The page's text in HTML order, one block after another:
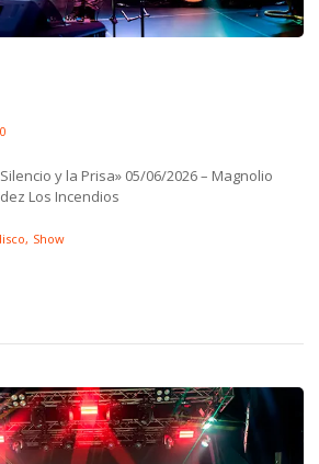
0
y la Prisa» 05/06/2026 – Magnolio
Los Incendios
Show